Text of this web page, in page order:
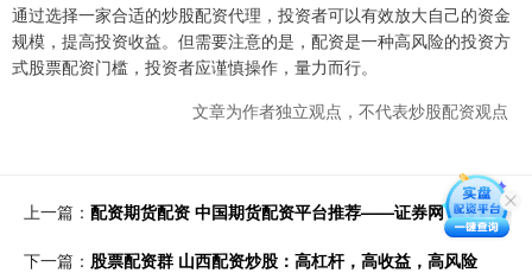
通过选择一家合适的炒股配资代理，投资者可以有效放大自己的资金
规模，提高投资收益。但需要注意的是，配资是一种高风险的投资方
式股票配资门槛，投资者应谨慎操作，量力而行。
文章为作者独立观点，不代表炒股配资观点
上一篇： 配资期货配资 中国期货配资平台推荐——证券网
下一篇： 股票配资群 山西配资炒股：高杠杆，高收益，高风险